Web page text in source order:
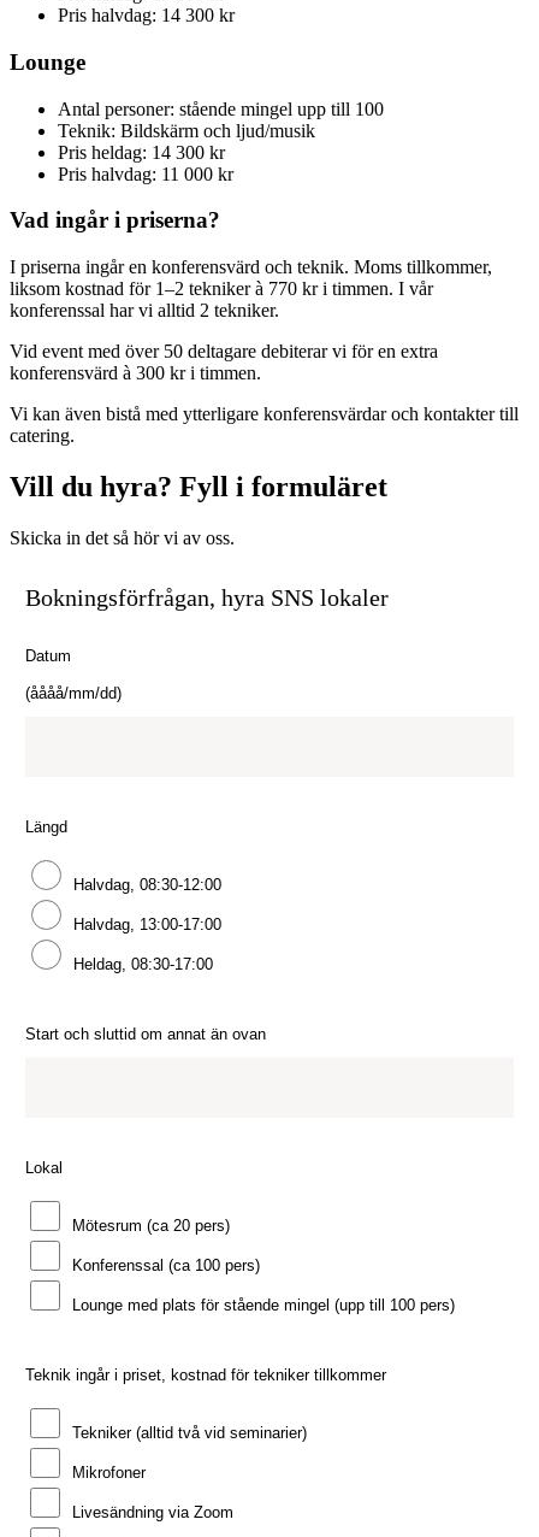
Pris halvdag: 14 300 kr
Lounge
Antal personer: stående mingel upp till 100
Teknik: Bildskärm och ljud/musik
Pris heldag: 14 300 kr
Pris halvdag: 11 000 kr
Vad ingår i priserna?
I priserna ingår en konferensvärd och teknik. Moms tillkommer,
liksom kostnad för 1–2 tekniker à 770 kr i timmen. I vår
konferenssal har vi alltid 2 tekniker.
Vid event med över 50 deltagare debiterar vi för en extra
konferensvärd à 300 kr i timmen.
Vi kan även bistå med ytterligare konferensvärdar och kontakter till
catering.
Vill du hyra? Fyll i formuläret
Skicka in det så hör vi av oss.